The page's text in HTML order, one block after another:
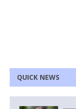
QUICK NEWS